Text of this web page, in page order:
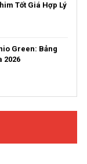
Tốt Giá Hợp Lý
Green: Bảng
2026